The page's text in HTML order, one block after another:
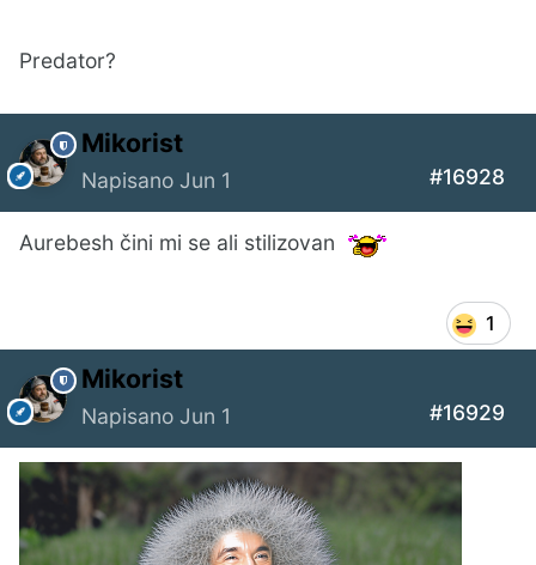
Predator?
Mikorist
Napisano Jun 1 #16928
Aurebesh čini mi se ali stilizovan
1
Mikorist
Napisano Jun 1 #16929